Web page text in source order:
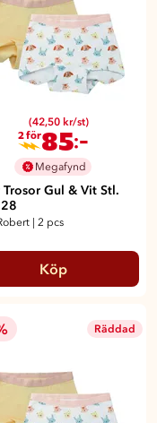
(42,50 kr/st)
2 för85:-
Megafynd
Trosor Gul & Vit Stl.
| 2 pcs
Köp
Räddad